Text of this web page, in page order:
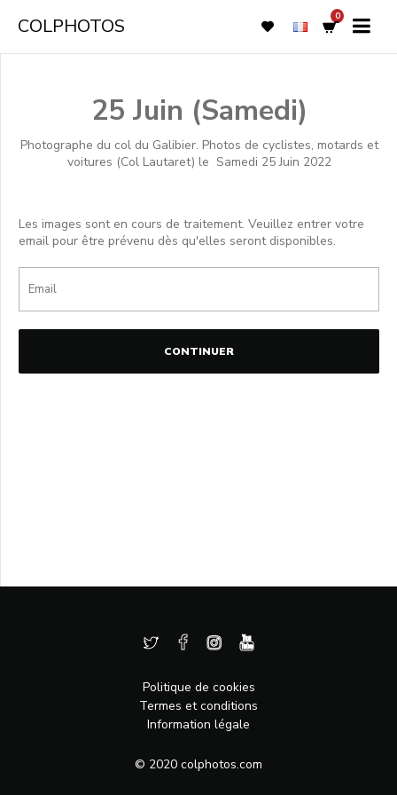
COLPHOTOS 0
25 Juin (Samedi)
Photographe du col du Galibier. Photos de cyclistes, motards et
voitures (Col Lautaret) le Samedi 25 Juin 2022
Les images sont en cours de traitement. Veuillez entrer votre
email pour être prévenu dès qu'elles seront disponibles.
CONTINUER
Politique de cookies
Termes et conditions
Information légale
© 2020 colphotos.com